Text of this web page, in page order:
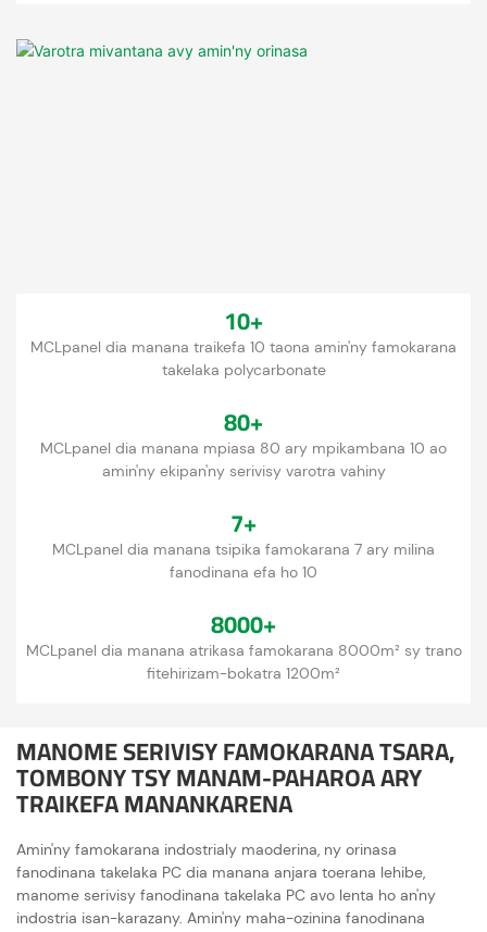
10+
MCLpanel dia manana traikefa 10 taona amin'ny famokarana
takelaka polycarbonate
80+
MCLpanel dia manana mpiasa 80 ary mpikambana 10 ao
amin'ny ekipan'ny serivisy varotra vahiny
7+
MCLpanel dia manana tsipika famokarana 7 ary milina
fanodinana efa ho 10
8000+
MCLpanel dia manana atrikasa famokarana 8000m² sy trano
fitehirizam-bokatra 1200m²
MANOME SERIVISY FAMOKARANA TSARA,
TOMBONY TSY MANAM-PAHAROA ARY
TRAIKEFA MANANKARENA
Amin'ny famokarana indostrialy maoderina, ny orinasa
fanodinana takelaka PC dia manana anjara toerana lehibe,
manome serivisy fanodinana takelaka PC avo lenta ho an'ny
indostria isan-karazany. Amin'ny maha-ozinina fanodinana